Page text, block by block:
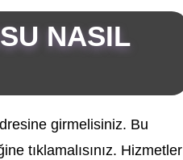
NASIL
girmelisiniz. Bu
tıklamalısınız. Hizmetler